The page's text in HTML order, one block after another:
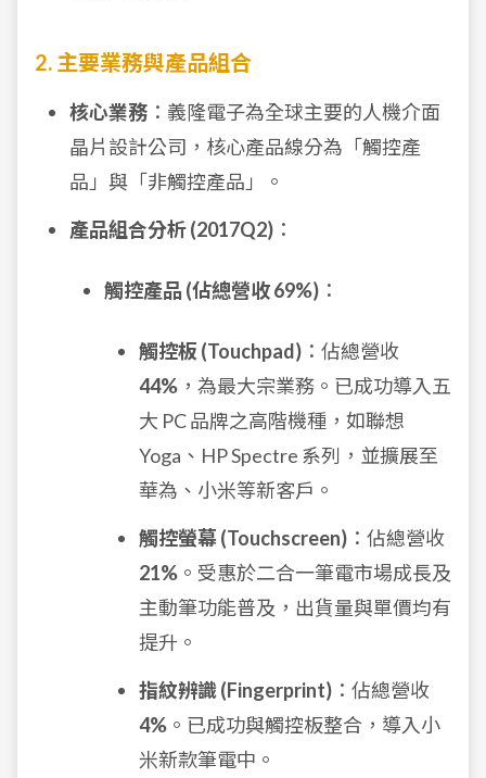
2. 主要業務與產品組合
核心業務 ：義隆電子為全球主要的人機介面
晶片設計公司，核心產品線分為「觸控產
品」與「非觸控產品」。
產品組合分析 (2017Q2) ：
觸控產品 (佔總營收 69%) ：
觸控板 (Touchpad) ：佔總營收
44% ，為最大宗業務。已成功導入五
大 PC 品牌之高階機種，如聯想
Yoga、HP Spectre 系列，並擴展至
華為、小米等新客戶。
觸控螢幕 (Touchscreen) ：佔總營收
21% 。受惠於二合一筆電市場成長及
主動筆功能普及，出貨量與單價均有
提升。
指紋辨識 (Fingerprint) ：佔總營收
4% 。已成功與觸控板整合，導入小
米新款筆電中。